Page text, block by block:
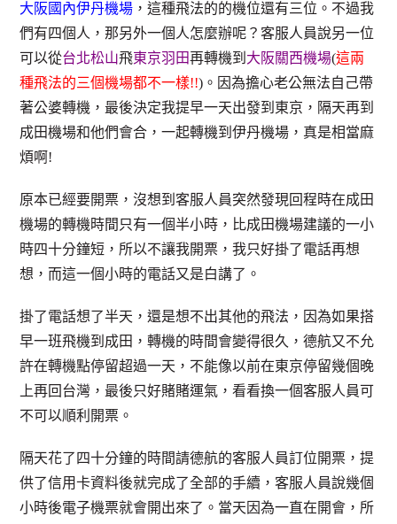
大阪國內伊丹機場 ，這種飛法的的機位還有三位。不過我
們有四個人，那另外一個人怎麼辦呢？客服人員說另一位
可以從台北松山飛東京羽田再轉機到 大阪關西機場(這兩
種飛法的三個機場都不一樣!!)。因為擔心老公無法自己帶
著公婆轉機，最後決定我提早一天出發到東京，隔天再到
成田機場和他們會合，一起轉機到伊丹機場，真是相當麻
煩啊!
原本已經要開票，沒想到客服人員突然發現回程時在成田
機場的轉機時間只有一個半小時，比成田機場建議的一小
時四十分鐘短，所以不讓我開票，我只好掛了電話再想
想，而這一個小時的電話又是白講了。
掛了電話想了半天，還是想不出其他的飛法，因為如果搭
早一班飛機到成田，轉機的時間會變得很久，德航又不允
許在轉機點停留超過一天，不能像以前在東京停留幾個晚
上再回台灣，最後只好賭賭運氣，看看換一個客服人員可
不可以順利開票。
隔天花了四十分鐘的時間請德航的客服人員訂位開票，提
供了信用卡資料後就完成了全部的手續，客服人員說幾個
小時後電子機票就會開出來了。當天因為一直在開會，所